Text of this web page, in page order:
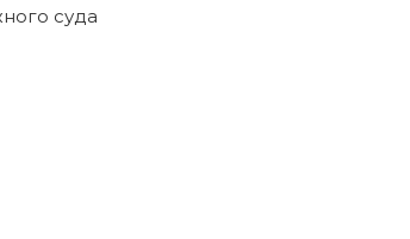
суда